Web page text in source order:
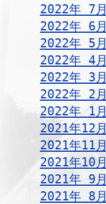
2022年 7月
2022年 6月
2022年 5月
2022年 4月
2022年 3月
2022年 2月
2022年 1月
2021年12月
2021年11月
2021年10月
2021年 9月
2021年 8月